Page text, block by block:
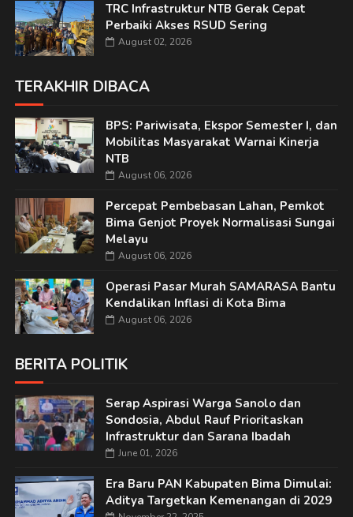
TRC Infrastruktur NTB Gerak Cepat
Perbaiki Akses RSUD Sering
August 02, 2026
TERAKHIR DIBACA
BPS: Pariwisata, Ekspor Semester I, dan
Mobilitas Masyarakat Warnai Kinerja
NTB
August 06, 2026
Percepat Pembebasan Lahan, Pemkot
Bima Genjot Proyek Normalisasi Sungai
Melayu
August 06, 2026
Operasi Pasar Murah SAMARASA Bantu
Kendalikan Inflasi di Kota Bima
August 06, 2026
BERITA POLITIK
Serap Aspirasi Warga Sanolo dan
Sondosia, Abdul Rauf Prioritaskan
Infrastruktur dan Sarana Ibadah
June 01, 2026
Era Baru PAN Kabupaten Bima Dimulai:
Aditya Targetkan Kemenangan di 2029